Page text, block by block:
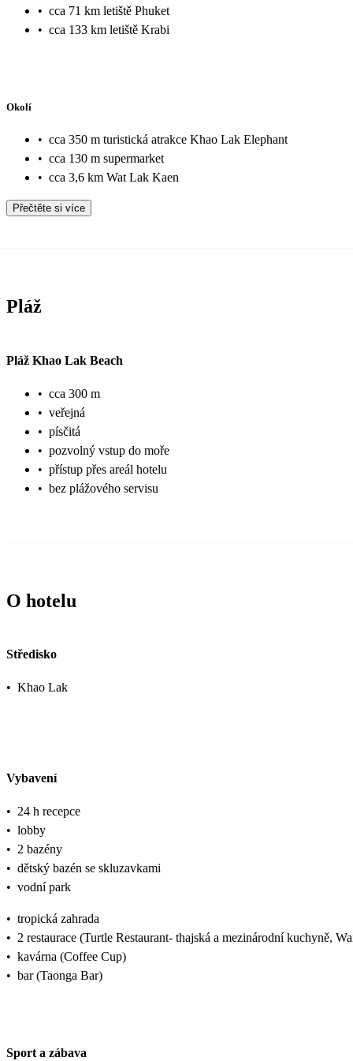
• cca 71 km letiště Phuket
• cca 133 km letiště Krabi
Okolí
• cca 350 m turistická atrakce Khao Lak Elephant
• cca 130 m supermarket
• cca 3,6 km Wat Lak Kaen
Přečtěte si více
Pláž
Pláž Khao Lak Beach
• cca 300 m
• veřejná
• písčitá
• pozvolný vstup do moře
• přístup přes areál hotelu
• bez plážového servisu
O hotelu
Středisko
• Khao Lak
Vybavení
• 24 h recepce
• lobby
• 2 bazény
• dětský bazén se skluzavkami
• vodní park
• tropická zahrada
• 2 restaurace (Turtle Restaurant- thajská a mezinárodní kuchyně,
• kavárna (Coffee Cup)
• bar (Taonga Bar)
Sport a zábava